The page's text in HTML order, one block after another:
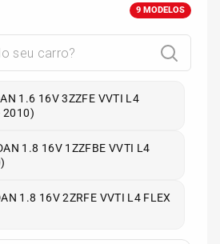
9 MODELOS
1.6 16V 3ZZFE VVTI L4
2010)
1.8 16V 1ZZFBE VVTI L4
1.8 16V 2ZRFE VVTI L4 FLEX